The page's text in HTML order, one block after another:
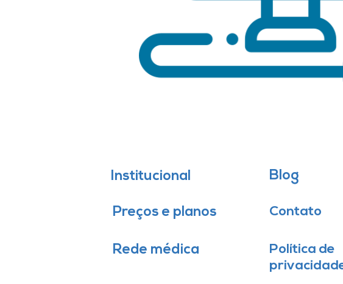
Institucional
Preços e planos
Rede médica
Blog
Política de
Contato